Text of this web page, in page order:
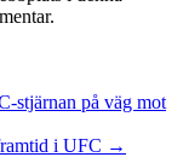
stjärnan på väg mot
i UFC →